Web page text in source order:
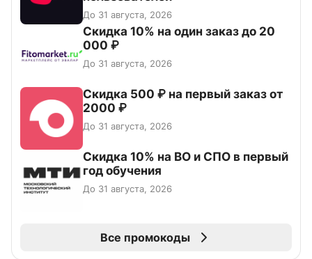
До 31 августа, 2026
Скидка 10% на один заказ до 20
000 ₽
До 31 августа, 2026
Скидка 500 ₽ на первый заказ от
2000 ₽
До 31 августа, 2026
Скидка 10% на ВО и СПО в первый
год обучения
До 31 августа, 2026
Все промокоды